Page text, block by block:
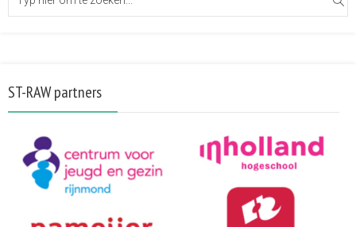
ST-RAW partners